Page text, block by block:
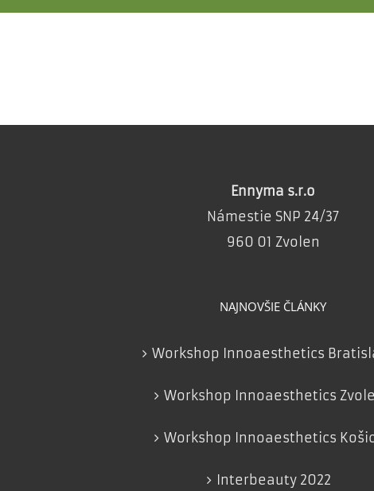
Ennyma s.r.o
Námestie SNP 24/37
960 01 Zvolen
NAJNOVŠIE ČLÁNKY
Workshop Innoaesthetics
Workshop Innoaesthetics
Workshop Innoaesthetics
Interbeauty 2022